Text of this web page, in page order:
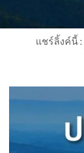
แชร์ลิ้งค์นี้ :